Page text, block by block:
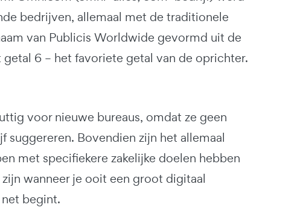
bedrijven, allemaal met de traditionele
van Publicis Worldwide gevormd uit de
6 – het favoriete getal van de oprichter.
voor nieuwe bureaus, omdat ze geen
suggereren. Bovendien zijn het allemaal
met specifiekere zakelijke doelen hebben
wanneer je ooit een groot digitaal
begint.